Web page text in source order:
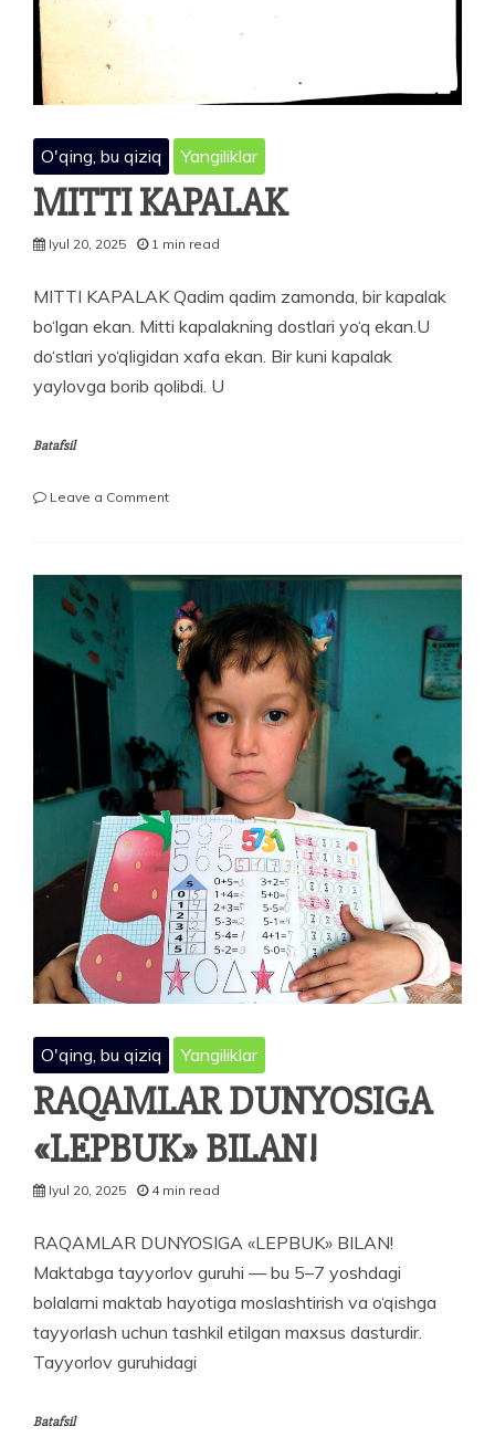
O'qing, bu qiziq Yangiliklar
MITTI KAPALAK
Iyul 20, 2025 1 min read
MITTI KAPALAK Qadim qadim zamonda, bir kapalak
bo‘lgan ekan. Mitti kapalakning dostlari yo‘q ekan.U
do‘stlari yo‘qligidan xafa ekan. Bir kuni kapa­lak
yaylovga borib qolibdi. U
Batafsil
Leave a Commenton
O'qing, bu qiziq Yangiliklar
RAQAMLAR DUNYOSIGA
«LEPBUK» BILAN!
Iyul 20, 2025 4 min read
RAQAMLAR DUNYOSIGA «LEPBUK» BILAN!
Maktabga tayyorlov guruhi — bu 5–7 yoshdagi
bolalarni maktab hayotiga moslashtirish va o‘qishga
tayyorlash uchun tashkil etilgan maxsus dasturdir.
Tayyorlov guruhidagi
Batafsil